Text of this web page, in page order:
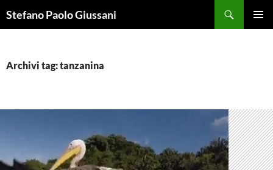
alStefano Paolo Giussani
Archivi tag: tanzanina